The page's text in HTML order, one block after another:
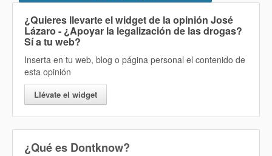
¿Quieres llevarte el widget de la opinión José
Lázaro - ¿Apoyar la legalización de las drogas?
Sía tu web?
Inserta en tu web, blog o página personal el contenido de
esta opinión
Llévate el widget
¿Qué es Dontknow?